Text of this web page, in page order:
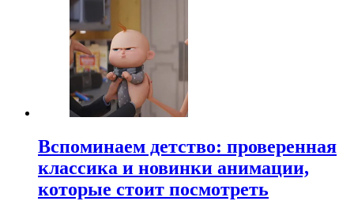
Вспоминаем детство: проверенная
классика и новинки анимации,
которые стоит посмотреть